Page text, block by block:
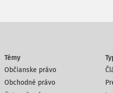
Témy
Občianske právo
Obchodné právo